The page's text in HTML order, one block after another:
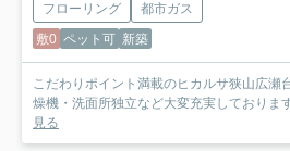
フローリング
都市ガス
敷0 ペット可 新築
こだわりポイント満載のヒカルサ狭山広瀬
燥機・洗面所独立など大変充実しておりま
見る